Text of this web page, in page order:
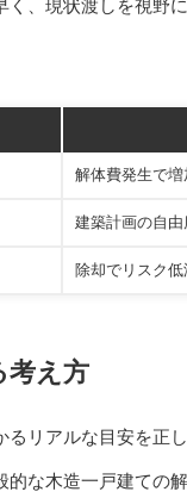
、現状渡しを視野
解体費発生で増
建築計画の自由
除却でリスク低
考え方
リアルな目安を正
な木造一戸建ての